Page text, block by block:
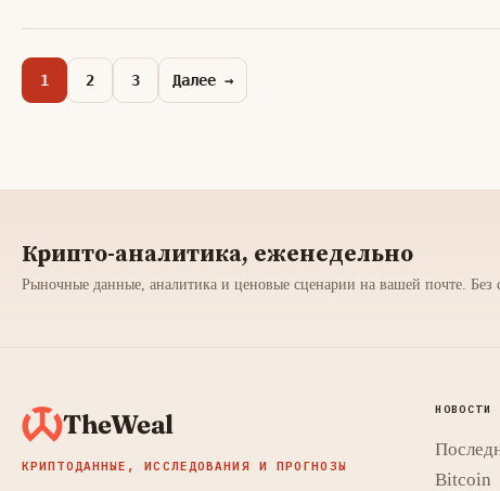
1 2 3 Далее →
Крипто-аналитика, еженедельно
Рыночные данные, аналитика и ценовые сценарии на вашей почте. Без
TheWeal
КРИПТОДАННЫЕ, ИССЛЕДОВАНИЯ И ПРОГНОЗЫ
НОВОСТИ
Bitcoin